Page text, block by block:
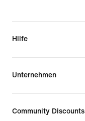
Hilfe
Unternehmen
Community Discounts